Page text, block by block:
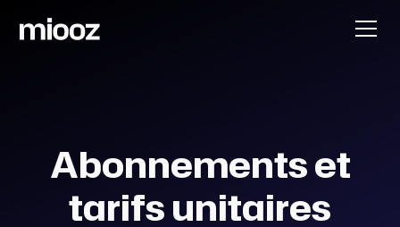
Abonnements et
tarifs unitaires